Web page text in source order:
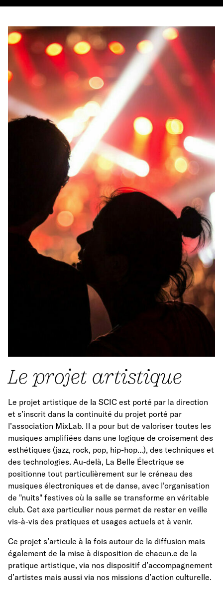
Le projet artistique
Le projet artistique de la SCIC est porté par la direction
et s’inscrit dans la continuité du projet porté par
l’association MixLab. Il a pour but de valoriser toutes les
musiques amplifiées dans une logique de croisement des
esthétiques (jazz, rock, pop, hip-hop…), des techniques et
des technologies. Au-delà, La Belle Électrique se
positionne tout particulièrement sur le créneau des
musiques électroniques et de danse, avec l'organisation
de "nuits" festives où la salle se transforme en véritable
club. Cet axe particulier nous permet de rester en veille
vis-à-vis des pratiques et usages actuels et à venir.
Ce projet s’articule à la fois autour de la diffusion mais
également de la mise à disposition de chacun.e de la
pratique artistique, via nos dispositif d’accompagnement
d’artistes mais aussi via nos missions d’action culturelle.